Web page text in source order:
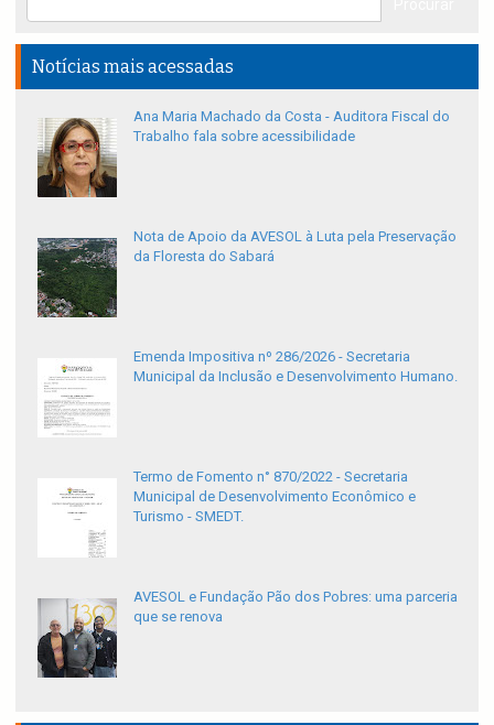
Notícias mais acessadas
Ana Maria Machado da Costa - Auditora Fiscal do
Trabalho fala sobre acessibilidade
Nota de Apoio da AVESOL à Luta pela Preservação
da Floresta do Sabará
Emenda Impositiva nº 286/2026 - Secretaria
Municipal da Inclusão e Desenvolvimento Humano.
Termo de Fomento n° 870/2022 - Secretaria
Municipal de Desenvolvimento Econômico e
Turismo - SMEDT.
AVESOL e Fundação Pão dos Pobres: uma parceria
que se renova